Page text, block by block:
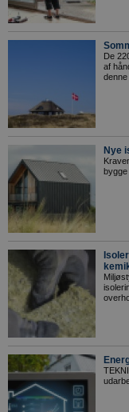
De
af
denne
Nye
bygge